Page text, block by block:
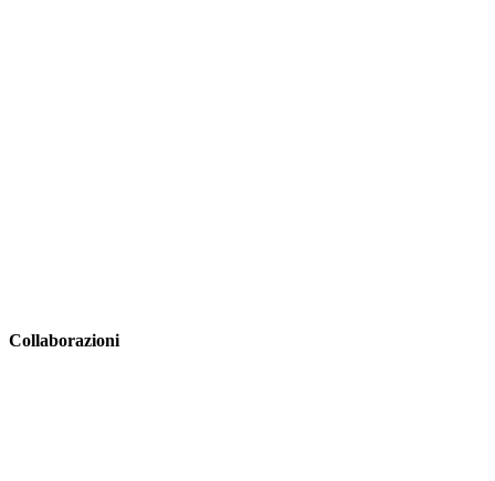
Collaborazioni